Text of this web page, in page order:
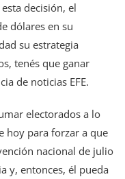
decisión, el
dólares en su
su estrategia
tenés que ganar
de noticias EFE.
electorados a lo
hoy para forzar a que
nacional de julio
y, entonces, él pueda